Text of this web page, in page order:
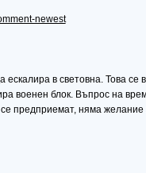
newest
в световна. Това се
военен блок. Въпрос на
предприемат, няма